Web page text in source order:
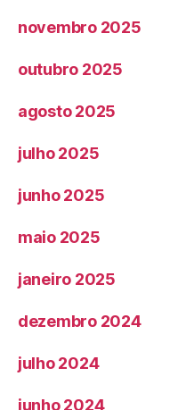
novembro 2025
outubro 2025
agosto 2025
julho 2025
junho 2025
maio 2025
janeiro 2025
dezembro 2024
julho 2024
junho 2024